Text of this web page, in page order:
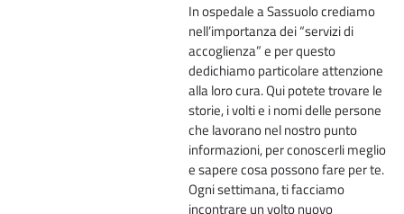
In ospedale a Sassuolo crediamo
nell’importanza dei “servizi di
accoglienza” e per questo
dedichiamo particolare attenzione
alla loro cura. Qui potete trovare le
storie, i volti e i nomi delle persone
che lavorano nel nostro punto
informazioni, per conoscerli meglio
e sapere cosa possono fare per te.
Ogni settimana, ti facciamo
incontrare un volto nuovo